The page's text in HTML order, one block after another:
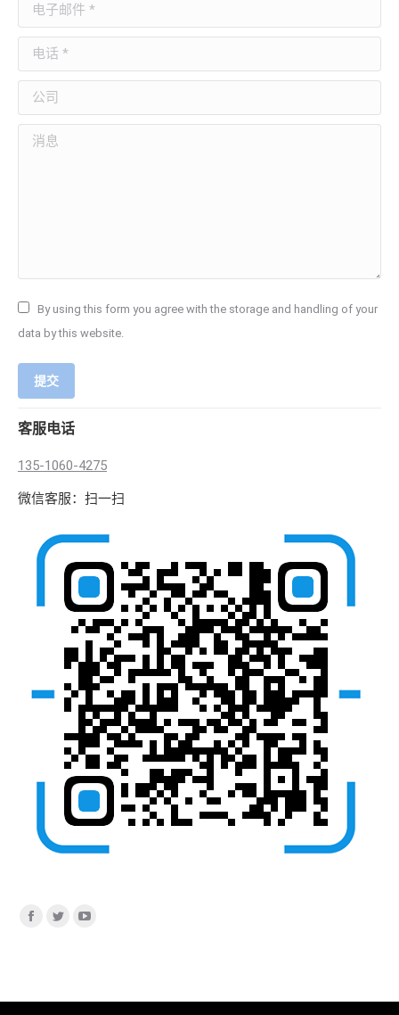
电子邮件 *
电话 *
公司
消息
By using this form you agree with the storage and handling of your
data by this website.
提交
客服电话
135-1060-4275
微信客服：扫一扫
找到我们：